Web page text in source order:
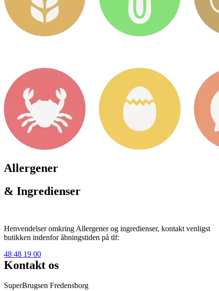
Allergener
& Ingredienser
Henvendelser omkring Allergener og ingredienser, kontakt venligst
butikken indenfor åbningstiden på tlf:
48 48 19 00
Kontakt os
SuperBrugsen Fredensborg